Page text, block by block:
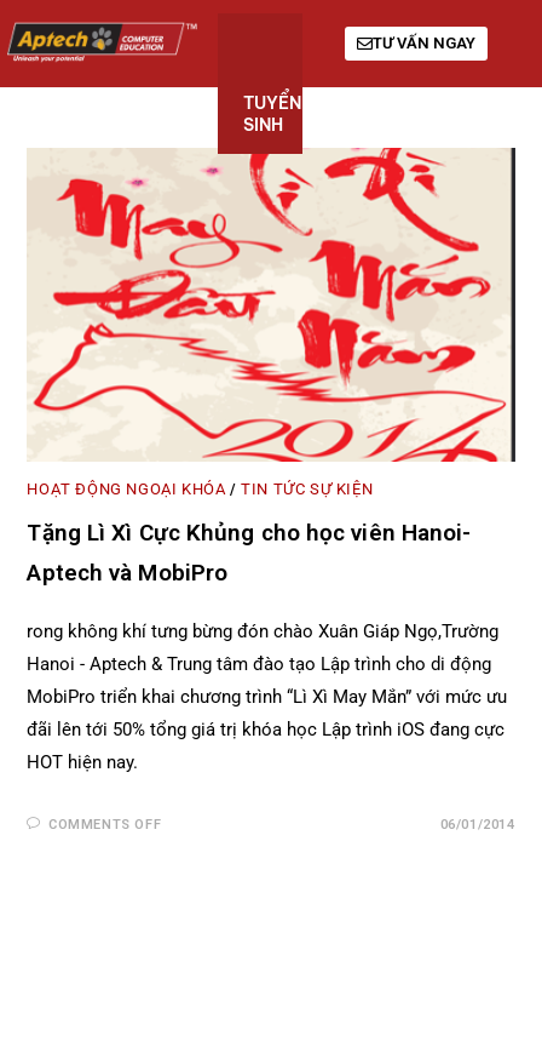
TUYỂN
SINH
TƯ VẤN NGAY
HOẠT ĐỘNG NGOẠI KHÓA/TIN TỨC SỰ KIỆN
Tặng Lì Xì Cực Khủng cho học viên Hanoi-
Aptech và MobiPro
rong không khí tưng bừng đón chào Xuân Giáp Ngọ,Trường
Hanoi - Aptech & Trung tâm đào tạo Lập trình cho di động
MobiPro triển khai chương trình “Lì Xì May Mắn” với mức ưu
đãi lên tới 50% tổng giá trị khóa học Lập trình iOS đang cực
HOT hiện nay.
COMMENTS OFF 06/01/2014